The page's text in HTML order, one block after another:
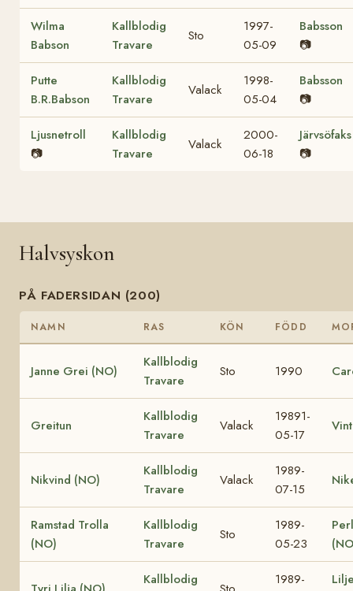
Wilma
Babson
Kallblodig
Travare
Sto
1997-
05-09
Babsson
📷
Putte
B.R.Babson
Kallblodig
Travare
Valack
1998-
05-04
Babsson
📷
Ljusnetroll
📷
Kallblodig
Travare
Valack
2000-
06-18
Järvsöfaks
📷
Halvsyskon
PÅ FADERSIDAN (200)
NAMN RAS KÖN FÖDD
Janne Grei (NO)
Kallblodig
Travare
Sto 1990
Greitun
Kallblodig
Travare
Valack
19891-
05-17
Nikvind (NO)
Kallblodig
Travare
Valack
1989-
07-15
Ramstad Trolla
(NO)
Kallblodig
Travare
Sto
1989-
05-23
Kallblodig
1989-